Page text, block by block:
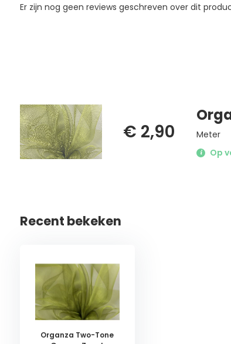
Er zijn nog geen reviews geschreven over dit
€ 2,90
Meter
Op
Recent bekeken
Organza Two-Tone